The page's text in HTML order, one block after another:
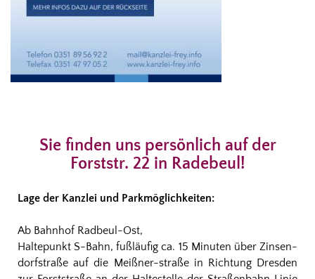
Sie finden uns persönlich auf der
Forststr. 22 in Radebeul!
Lage der Kanzlei und Parkmöglichkeiten:
Ab Bahnhof Radbeul-Ost,
Haltepunkt S-Bahn, fußläufig ca. 15 Minuten über Zinsen-
dorfstraße auf die Meißner-straße in Richtung Dresden